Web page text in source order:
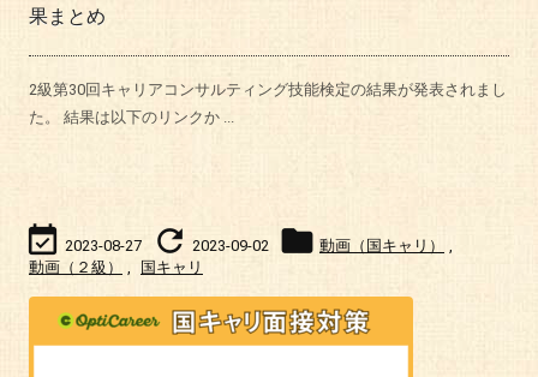
果まとめ
2級第30回キャリアコンサルティング技能検定の結果が発表されまし
た。 結果は以下のリンクか ...
 2023-08-27  2023-09-02  動画（国キャリ）
動画（２級）
国キャリ